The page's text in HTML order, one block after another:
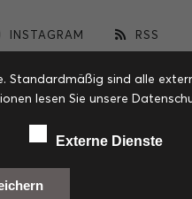
INSTAGRAM RSS
Standardmäßig sind alle
lesen Sie unsere
Externe Dienste